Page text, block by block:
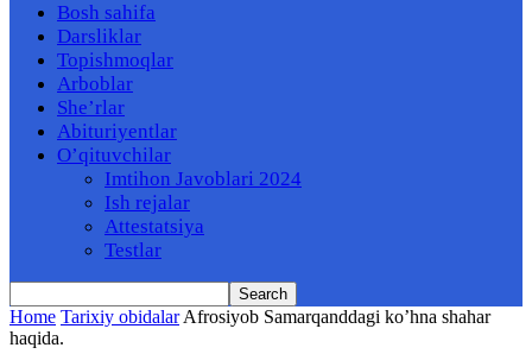
Bosh sahifa
Darsliklar
Topishmoqlar
Arboblar
She’rlar
Abituriyentlar
O’qituvchilar
Imtihon Javoblari 2024
Ish rejalar
Attestatsiya
Testlar
Home Tarixiy obidalar Afrosiyob Samarqanddagi ko’hna shahar
haqida.